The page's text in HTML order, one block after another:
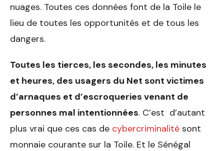
nuages. Toutes ces données font de la Toile le
lieu de toutes les opportunités et de tous les
dangers.
Toutes les tierces, les secondes, les minutes
et heures, des usagers du Net sont victimes
d’arnaques et d’escroqueries venant de
personnes mal intentionnées. C’est d’autant
plus vrai que ces cas de cybercriminalité sont
monnaie courante sur la Toile. Et le Sénégal